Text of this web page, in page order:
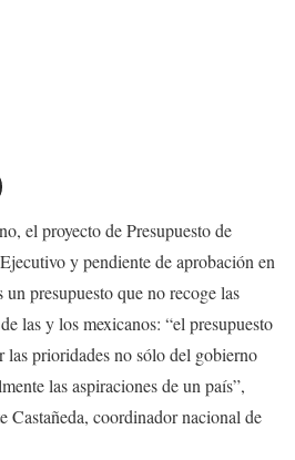
el proyecto de Presupuesto de
y pendiente de aprobación en
presupuesto que no recoge las
las y los mexicanos: “el presupuesto
las prioridades no sólo del gobierno
las aspiraciones de un país”,
Castañeda, coordinador nacional de